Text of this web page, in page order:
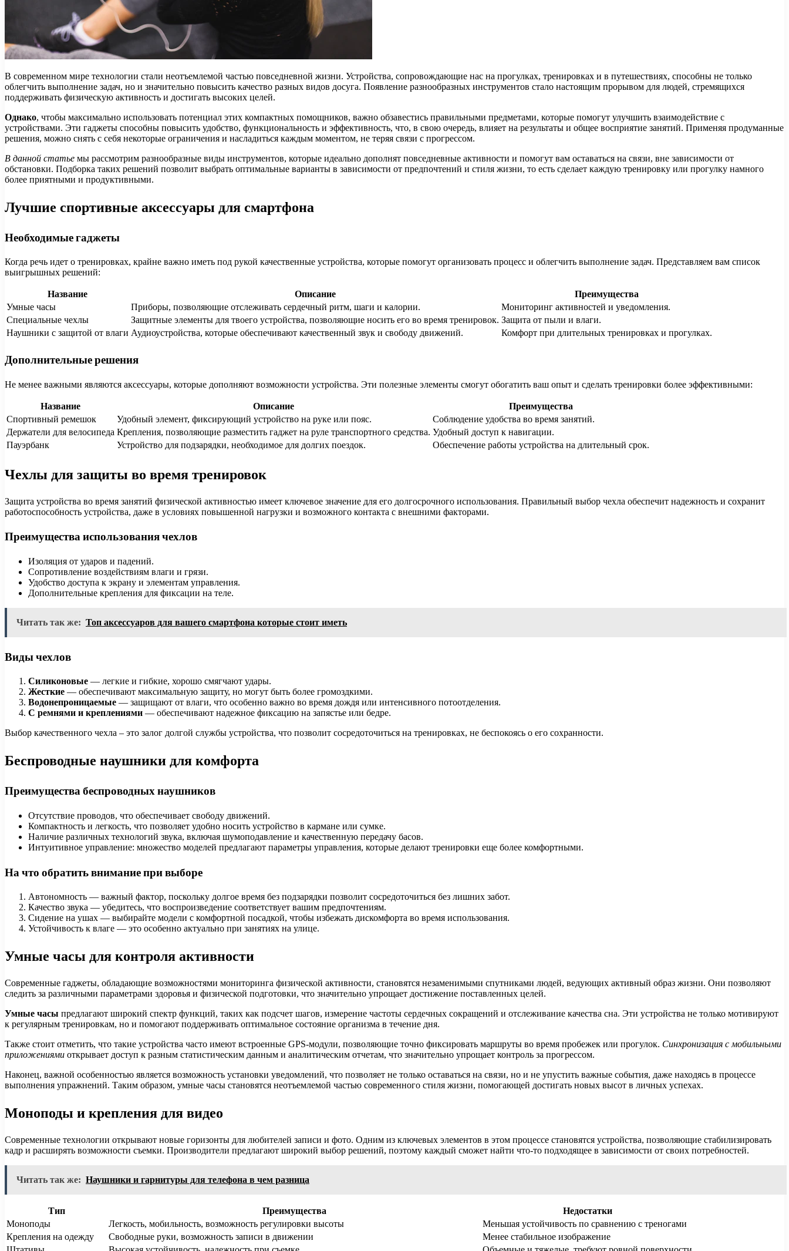
В современном мире технологии стали неотъемлемой частью повседневной жизни. Устройства, сопровождающие нас на прогулках, тренировках и в путешествиях, способны не только
облегчить выполнение задач, но и значительно повысить качество разных видов досуга. Появление разнообразных инструментов стало настоящим прорывом для людей, стремящихся
поддерживать физическую активность и достигать высоких целей.
Однако, чтобы максимально использовать потенциал этих компактных помощников, важно обзавестись правильными предметами, которые помогут улучшить взаимодействие с
устройствами. Эти гаджеты способны повысить удобство, функциональность и эффективность, что, в свою очередь, влияет на результаты и общее восприятие занятий. Применяя продуманные
решения, можно снять с себя некоторые ограничения и насладиться каждым моментом, не теряя связи с прогрессом.
В данной статье мы рассмотрим разнообразные виды инструментов, которые идеально дополнят повседневные активности и помогут вам оставаться на связи, вне зависимости от
обстановки. Подборка таких решений позволит выбрать оптимальные варианты в зависимости от предпочтений и стиля жизни, то есть сделает каждую тренировку или прогулку намного
более приятными и продуктивными.
Лучшие спортивные аксессуары для смартфона
Необходимые гаджеты
Когда речь идет о тренировках, крайне важно иметь под рукой качественные устройства, которые помогут организовать процесс и облегчить выполнение задач. Представляем вам список
выигрышных решений:
Название Описание
Преимущества
Умные часы
Приборы, позволяющие отслеживать сердечный ритм, шаги и калории.
Мониторинг активностей и уведомления.
Специальные чехлы
Защитные элементы для твоего устройства, позволяющие носить его во время тренировок. Защита от пыли и влаги.
Наушники с защитой от влаги Аудиоустройства, которые обеспечивают качественный звук и свободу движений. Комфорт при длительных тренировках и прогулках.
Дополнительные решения
Не менее важными являются аксессуары, которые дополняют возможности устройства. Эти полезные элементы смогут обогатить ваш опыт и сделать тренировки более эффективными:
Название Описание
Преимущества
Спортивный ремешок
Удобный элемент, фиксирующий устройство на руке или пояс.
Соблюдение удобства во время занятий.
Держатели для велосипеда Крепления, позволяющие разместить гаджет на руле транспортного средства. Удобный доступ к навигации.
Пауэрбанк
Устройство для подзарядки, необходимое для долгих поездок. Обеспечение работы устройства на длительный срок.
Чехлы для защиты во время тренировок
Защита устройства во время занятий физической активностью имеет ключевое значение для его долгосрочного использования. Правильный выбор чехла обеспечит надежность и сохранит
работоспособность устройства, даже в условиях повышенной нагрузки и возможного контакта с внешними факторами.
Преимущества использования чехлов
Изоляция от ударов и падений.
Сопротивление воздействиям влаги и грязи.
Удобство доступа к экрану и элементам управления.
Дополнительные крепления для фиксации на теле.
Читать так же: Топ аксессуаров для вашего смартфона которые стоит иметь
Виды чехлов
Силиконовые — легкие и гибкие, хорошо смягчают удары.
Жесткие — обеспечивают максимальную защиту, но могут быть более громоздкими.
Водонепроницаемые — защищают от влаги, что особенно важно во время дождя или интенсивного потоотделения.
С ремнями и креплениями — обеспечивают надежное фиксацию на запястье или бедре.
Выбор качественного чехла – это залог долгой службы устройства, что позволит сосредоточиться на тренировках, не беспокоясь о его сохранности.
Беспроводные наушники для комфорта
Преимущества беспроводных наушников
Отсутствие проводов, что обеспечивает свободу движений.
Компактность и легкость, что позволяет удобно носить устройство в кармане или сумке.
Наличие различных технологий звука, включая шумоподавление и качественную передачу басов.
Интуитивное управление: множество моделей предлагают параметры управления, которые делают тренировки еще более комфортными.
На что обратить внимание при выборе
Автономность — важный фактор, поскольку долгое время без подзарядки позволит сосредоточиться без лишних забот.
Качество звука — убедитесь, что воспроизведение соответствует вашим предпочтениям.
Сидение на ушах — выбирайте модели с комфортной посадкой, чтобы избежать дискомфорта во время использования.
Устойчивость к влаге — это особенно актуально при занятиях на улице.
Умные часы для контроля активности
Современные гаджеты, обладающие возможностями мониторинга физической активности, становятся незаменимыми спутниками людей, ведующих активный образ жизни. Они позволяют
следить за различными параметрами здоровья и физической подготовки, что значительно упрощает достижение поставленных целей.
Умные часы предлагают широкий спектр функций, таких как подсчет шагов, измерение частоты сердечных сокращений и отслеживание качества сна. Эти устройства не только мотивируют
к регулярным тренировкам, но и помогают поддерживать оптимальное состояние организма в течение дня.
Также стоит отметить, что такие устройства часто имеют встроенные GPS-модули, позволяющие точно фиксировать маршруты во время пробежек или прогулок. Синхронизация с мобильными
приложениями открывает доступ к разным статистическим данным и аналитическим отчетам, что значительно упрощает контроль за прогрессом.
Наконец, важной особенностью является возможность установки уведомлений, что позволяет не только оставаться на связи, но и не упустить важные события, даже находясь в процессе
выполнения упражнений. Таким образом, умные часы становятся неотъемлемой частью современного стиля жизни, помогающей достигать новых высот в личных успехах.
Моноподы и крепления для видео
Современные технологии открывают новые горизонты для любителей записи и фото. Одним из ключевых элементов в этом процессе становятся устройства, позволяющие стабилизировать
кадр и расширять возможности съемки. Производители предлагают широкий выбор решений, поэтому каждый сможет найти что-то подходящее в зависимости от своих потребностей.
Читать так же: Наушники и гарнитуры для телефона в чем разница
Тип Преимущества
Недостатки
Моноподы
Легкость, мобильность, возможность регулировки высоты
Меньшая устойчивость по сравнению с треногами
Крепления на одежду
Свободные руки, возможность записи в движении
Менее стабильное изображение